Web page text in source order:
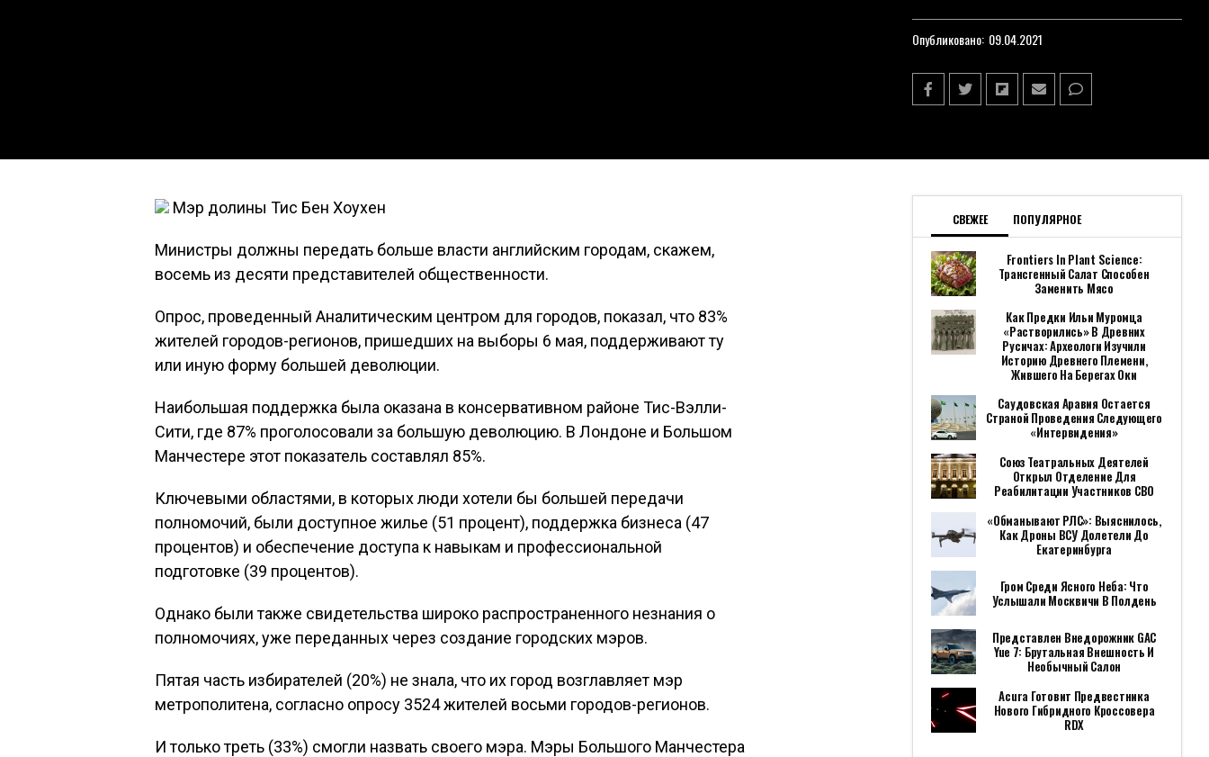
Опубликовано: 09.04.2021
Мэр долины Тис Бен Хоухен
Министры должны передать больше власти английским городам, скажем,
восемь из десяти представителей общественности.
Опрос, проведенный Аналитическим центром для городов, показал, что 83%
жителей городов-регионов, пришедших на выборы 6 мая, поддерживают ту
или иную форму большей деволюции.
Наибольшая поддержка была оказана в консервативном районе Тис-Вэлли-
Сити, где 87% проголосовали за большую деволюцию. В Лондоне и Большом
Манчестере этот показатель составлял 85%.
Ключевыми областями, в которых люди хотели бы большей передачи
полномочий, были доступное жилье (51 процент), поддержка бизнеса (47
процентов) и обеспечение доступа к навыкам и профессиональной
подготовке (39 процентов).
Однако были также свидетельства широко распространенного незнания о
полномочиях, уже переданных через создание городских мэров.
Пятая часть избирателей (20%) не знала, что их город возглавляет мэр
метрополитена, согласно опросу 3524 жителей восьми городов-регионов.
И только треть (33%) смогли назвать своего мэра. Мэры Большого Манчестера
СВЕЖЕЕ ПОПУЛЯРНОЕ
Frontiers In Plant Science:
Трансгенный Салат Способен
Заменить Мясо
Как Предки Ильи Муромца
«растворились» В Древних
Русичах: Археологи Изучили
Историю Древнего Племени,
Жившего На Берегах Оки
Саудовская Аравия Остается
Страной Проведения Следующего
«Интервидения»
Союз Театральных Деятелей
Открыл Отделение Для
Реабилитации Участников СВО
«Обманывают РЛС»: Выяснилось,
Как Дроны ВСУ Долетели До
Екатеринбурга
Гром Среди Ясного Неба: Что
Услышали Москвичи В Полдень
Представлен Внедорожник GAC
Yue 7: Брутальная Внешность И
Необычный Салон
Acura Готовит Предвестника
Нового Гибридного Кроссовера
RDX